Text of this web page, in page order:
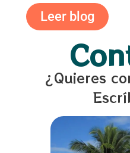
Leer blog
¿Quieres